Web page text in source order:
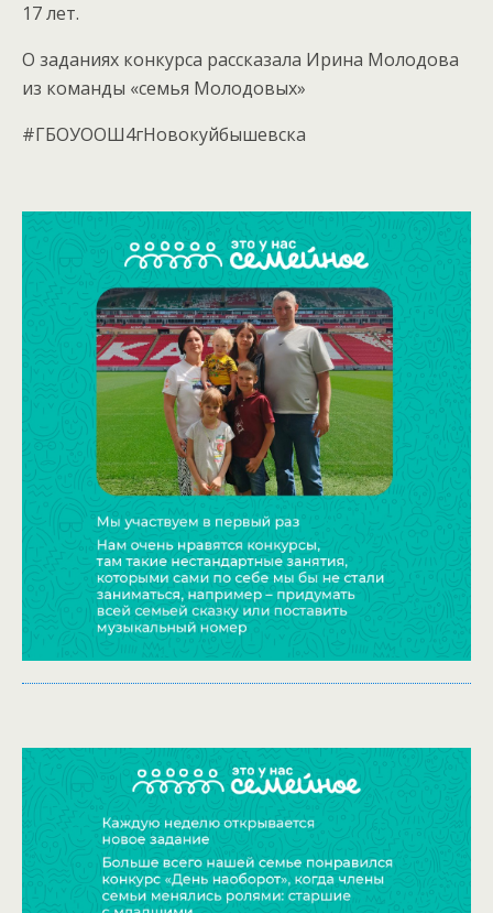
17 лет.
О заданиях конкурса рассказала Ирина Молодова
из команды «семья Молодовых»
#ГБОУООШ4гНовокуйбышевска